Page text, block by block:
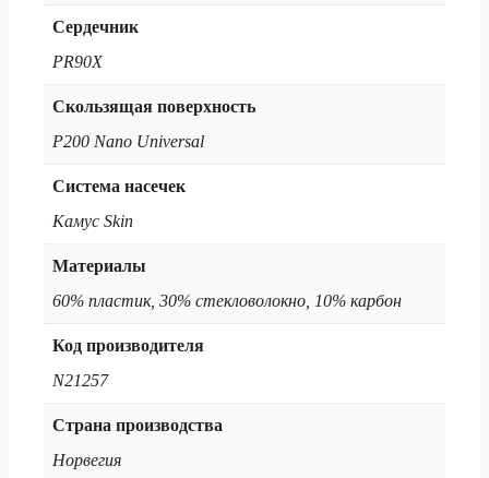
Сердечник
PR90X
Скользящая поверхность
P200 Nano Universal
Система насечек
Камус Skin
Материалы
60% пластик, 30% стекловолокно, 10% карбон
Код производителя
N21257
Страна производства
Норвегия